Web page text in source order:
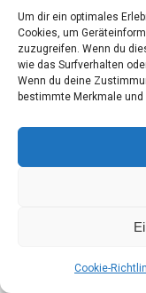
Um dir ein optimales
Cookies, um
zuzugreifen. Wenn du
wie das Surfverhalten
Wenn du deine
bestimmte Merkmale
Cookie-
kleinen